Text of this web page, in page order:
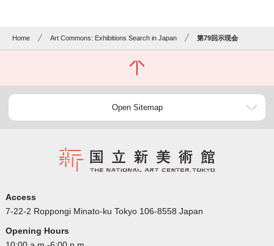
Home Art Commons: Exhibitions Search in Japan 第79回示現会
Open Sitemap
Access
7-22-2 Roppongi Minato-ku Tokyo 106-8558 Japan
Opening Hours